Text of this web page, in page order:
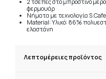
φερμουάρ
Νήματα με τεχνολογία
Material: Υλικό: 86%
ελαστάνη
Λεπτομέρειες προϊόντος